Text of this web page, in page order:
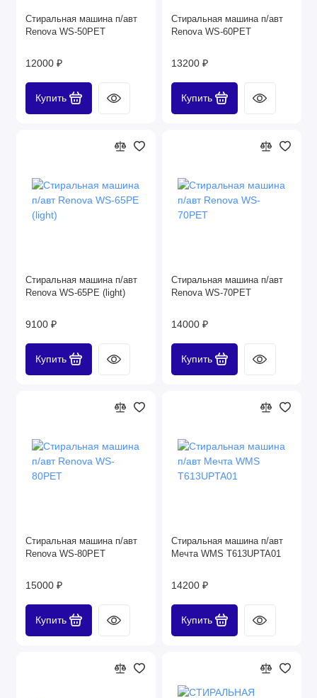
Стиральная машина п/авт
Renova WS-50PET
12000 ₽
Купить
Стиральная машина п/авт
Renova WS-60PET
13200 ₽
Купить
Стиральная машина п/авт
Renova WS-65PE (light)
9100 ₽
Купить
Стиральная машина п/авт
Renova WS-70PET
14000 ₽
Купить
Стиральная машина п/авт
Renova WS-80PET
15000 ₽
Купить
Стиральная машина п/авт
Мечта WMS T613UPTA01
14200 ₽
Купить